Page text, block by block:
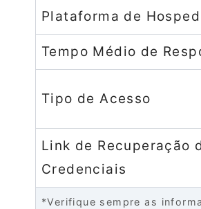
Plataforma de
Tempo Médio de
Tipo de Acesso
Link de Recuperação
Credenciais
*Verifique sempre as